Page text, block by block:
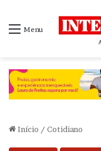
Menu
Início / Cotidiano